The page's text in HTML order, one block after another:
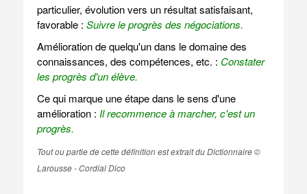
particulier, évolution vers un résultat satisfaisant,
favorable : Suivre le progrès des négociations.
Amélioration de quelqu'un dans le domaine des
connaissances, des compétences, etc. : Constater
les progrès d'un élève.
Ce qui marque une étape dans le sens d'une
amélioration : Il recommence à marcher, c'est un
progrès.
Tout ou partie de cette définition est extrait du Dictionnaire ©
Larousse - Cordial Dico